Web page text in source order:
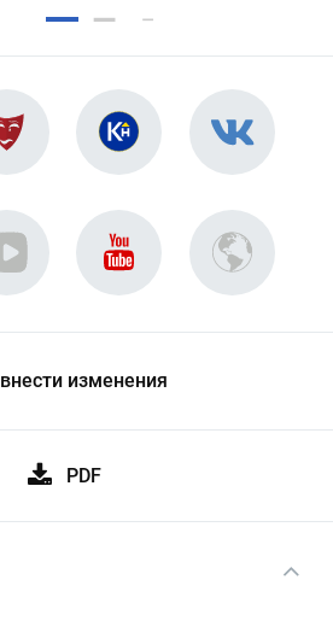
внести изменения
PDF